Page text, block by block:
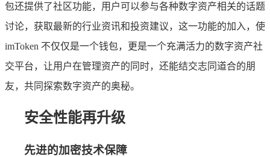
包还提供了社区功能，用户可以参与各种数字资产相关的话题
讨论，获取最新的行业资讯和投资建议，这一功能的加入，使
imToken 不仅仅是一个钱包，更是一个充满活力的数字资产社
交平台，让用户在管理资产的同时，还能结交志同道合的朋
友，共同探索数字资产的奥秘。
安全性能再升级
先进的加密技术保障